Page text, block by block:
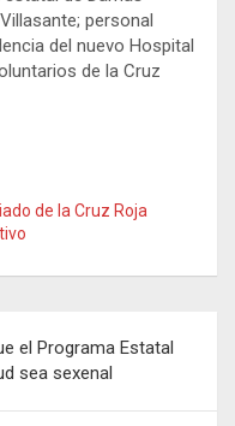
personal
del nuevo Hospital
de la Cruz
de la Cruz Roja
el Programa Estatal
sea sexenal